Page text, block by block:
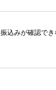
込みが確認で